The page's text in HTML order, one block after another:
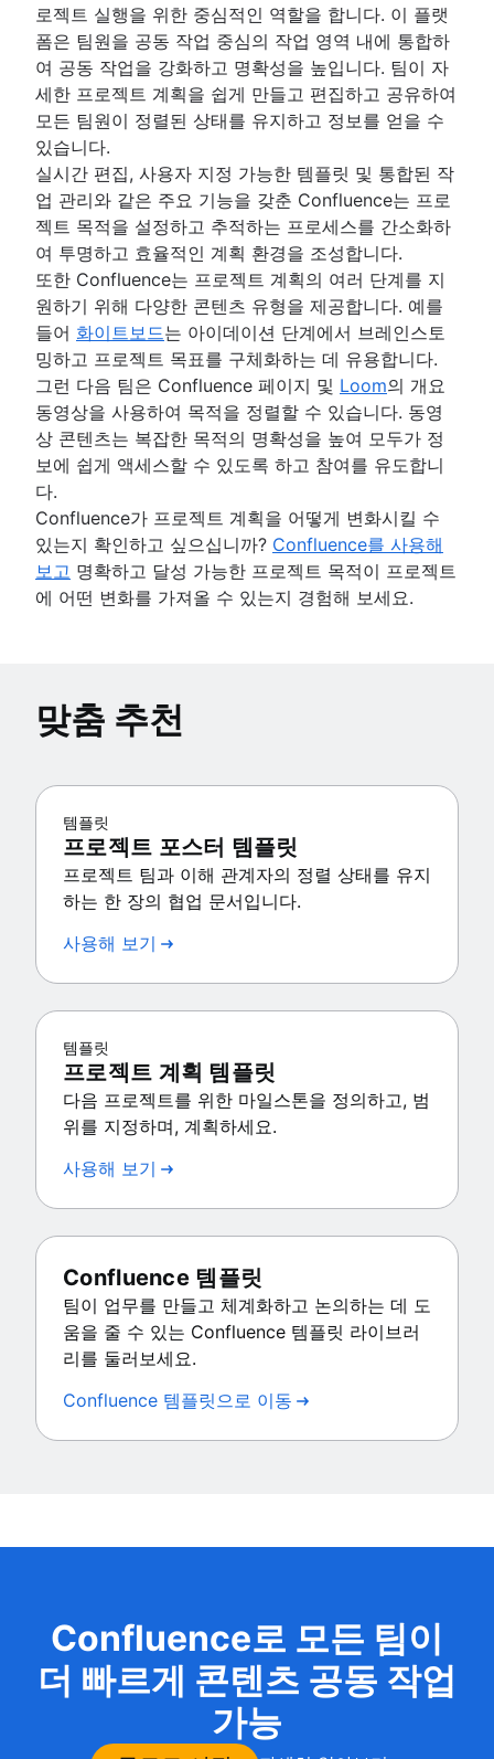
로젝트 실행을 위한 중심적인 역할을 합니다. 이 플랫
폼은 팀원을 공동 작업 중심의 작업 영역 내에 통합하
여 공동 작업을 강화하고 명확성을 높입니다. 팀이 자
세한 프로젝트 계획을 쉽게 만들고 편집하고 공유하여
모든 팀원이 정렬된 상태를 유지하고 정보를 얻을 수
있습니다.
실시간 편집, 사용자 지정 가능한 템플릿 및 통합된 작
업 관리와 같은 주요 기능을 갖춘 Confluence는 프로
젝트 목적을 설정하고 추적하는 프로세스를 간소화하
여 투명하고 효율적인 계획 환경을 조성합니다.
또한 Confluence는 프로젝트 계획의 여러 단계를 지
원하기 위해 다양한 콘텐츠 유형을 제공합니다. 예를
들어 화이트보드는 아이데이션 단계에서 브레인스토
밍하고 프로젝트 목표를 구체화하는 데 유용합니다.
그런 다음 팀은 Confluence 페이지 및 Loom의 개요
동영상을 사용하여 목적을 정렬할 수 있습니다. 동영
상 콘텐츠는 복잡한 목적의 명확성을 높여 모두가 정
보에 쉽게 액세스할 수 있도록 하고 참여를 유도합니
다.
Confluence가 프로젝트 계획을 어떻게 변화시킬 수
있는지 확인하고 싶으십니까? Confluence를 사용해
보고 명확하고 달성 가능한 프로젝트 목적이 프로젝트
에 어떤 변화를 가져올 수 있는지 경험해 보세요.
맞춤 추천
템플릿
프로젝트 포스터 템플릿
프로젝트 팀과 이해 관계자의 정렬 상태를 유지
하는 한 장의 협업 문서입니다.
사용해 보기
템플릿
프로젝트 계획 템플릿
다음 프로젝트를 위한 마일스톤을 정의하고, 범
위를 지정하며, 계획하세요.
사용해 보기
Confluence 템플릿
팀이 업무를 만들고 체계화하고 논의하는 데 도
움을 줄 수 있는 Confluence 템플릿 라이브러
리를 둘러보세요.
Confluence 템플릿으로 이동
Confluence로 모든 팀이
더 빠르게 콘텐츠 공동 작업
가능